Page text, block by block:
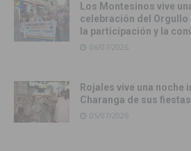
Los Montesinos vive
celebración del Orgullo
la participación y la
06/07/2026
Rojales vive una noche
Charanga de sus
05/07/2026